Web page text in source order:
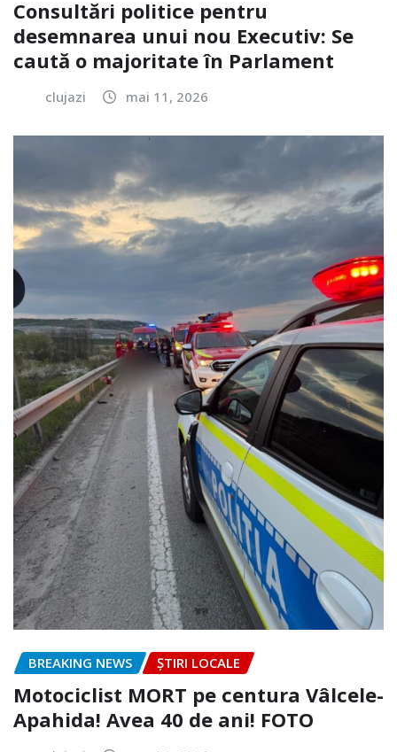
Consultări politice pentru
desemnarea unui nou Executiv: Se
caută o majoritate în Parlament
clujazi mai 11, 2026
BREAKING NEWS ȘTIRI LOCALE
Motociclist MORT pe centura Vâlcele-
Apahida! Avea 40 de ani! FOTO